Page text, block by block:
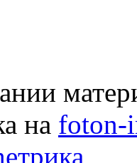
на foton-